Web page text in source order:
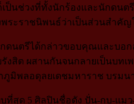
ป็นช่วงที่ทั้งนักร้องและนักดน
ระราชนิพนธ์ว่าเป็นส่วนสำคัญ
ดนตรีได้กล่าวขอบคุณและบอกล
งสิต ผสานกันจนกลายเป็นบท
ภูมิพลอดุลยเดชมหาราช บรม